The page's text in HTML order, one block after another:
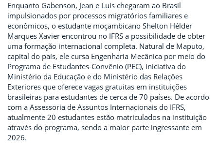
Enquanto Gabenson, Jean e Luis chegaram ao Brasil
impulsionados por processos migratórios familiares e
econômicos, o estudante moçambicano Shelton Hélder
Marques Xavier encontrou no IFRS a possibilidade de obter
uma formação internacional completa. Natural de Maputo,
capital do país, ele cursa Engenharia Mecânica por meio do
Programa de Estudantes-Convênio (PEC), iniciativa do
Ministério da Educação e do Ministério das Relações
Exteriores que oferece vagas gratuitas em instituições
brasileiras para estudantes de cerca de 70 países. De acordo
com a Assessoria de Assuntos Internacionais do IFRS,
atualmente 20 estudantes estão matriculados na instituição
através do programa, sendo a maior parte ingressante em
2026.